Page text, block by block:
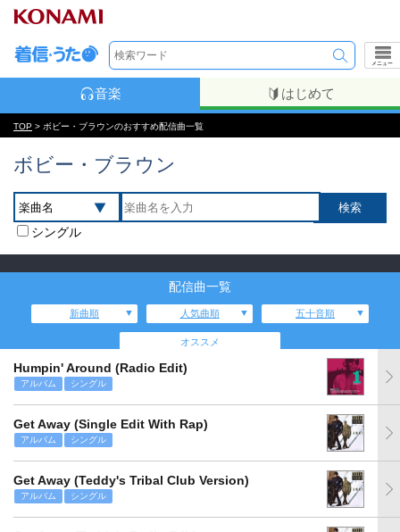
メニュー
音楽 はじめて
TOP > ボビー・ブラウンのおすすめ配信曲一覧
ボビー・ブラウン
シングル
配信曲一覧
新曲順 人気曲順 五十音順
オススメ
Humpin' Around (Radio Edit)
アルバム シングル
Get Away (Single Edit With Rap)
アルバム シングル
Get Away (Teddy's Tribal Club Version)
アルバム シングル